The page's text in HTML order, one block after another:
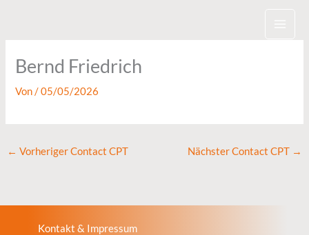
Bernd Friedrich
Von/05/05/2026
← Vorheriger Contact CPT Nächster Contact CPT →
Kontakt & Impressum